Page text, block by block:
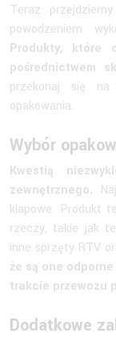
Teraz
powodzeniem
Produkty, które
pośrednictwem
przekonaj się
opakowania.
Wybór
Kwestią
zewnętrznego.
klapowe. Produkt
rzeczy, takie jak
inne sprzęty RTV
że są one
trakcie przewozu
Dodatkowe